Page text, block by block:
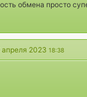
обмена просто
апреля 2023 18:38